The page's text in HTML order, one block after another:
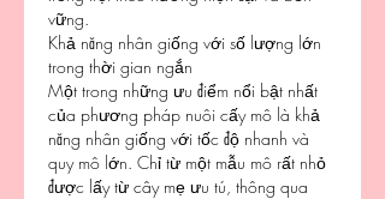
vững.
Khả năng nhân giống với số lượng lớn
trong thời gian ngắn
Một trong những ưu điểm nổi bật nhất
của phương pháp nuôi cấy mô là khả
năng nhân giống với tốc độ nhanh và
quy mô lớn. Chỉ từ một mẫu mô rất nhỏ
được lấy từ cây mẹ ưu tú, thông qua